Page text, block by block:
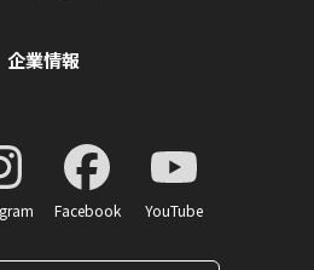
企業情報
Facebook YouTube